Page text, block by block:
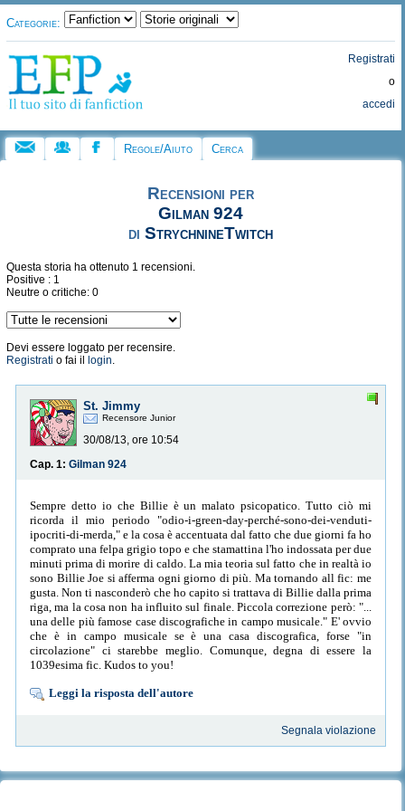
Categorie:
Registrati
o
accedi
Regole/Aiuto Cerca
Recensioni per
Gilman 924
diStrychnineTwitch
Questa storia ha ottenuto 1 recensioni.
Positive : 1
Neutre o critiche: 0
Devi essere loggato per recensire.
Registrati o fai il login.
St. Jimmy
Recensore Junior
30/08/13, ore 10:54
Cap. 1: Gilman 924
Sempre detto io che Billie è un malato psicopatico. Tutto ciò mi
ricorda il mio periodo "odio-i-green-day-perché-sono-dei-venduti-
ipocriti-di-merda," e la cosa è accentuata dal fatto che due giorni fa ho
comprato una felpa grigio topo e che stamattina l'ho indossata per due
minuti prima di morire di caldo. La mia teoria sul fatto che in realtà io
sono Billie Joe si afferma ogni giorno di più. Ma tornando all fic: me
gusta. Non ti nasconderò che ho capito si trattava di Billie dalla prima
riga, ma la cosa non ha influito sul finale. Piccola correzione però: "...
una delle più famose case discografiche in campo musicale." E' ovvio
che è in campo musicale se è una casa discografica, forse "in
circolazione" ci starebbe meglio. Comunque, degna di essere la
1039esima fic. Kudos to you!
Leggi la risposta dell'autore
Segnala violazione